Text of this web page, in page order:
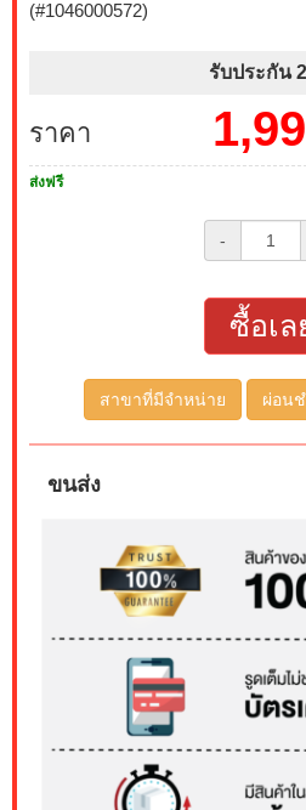
(#1046000572)
รับประกัน
ราคา
ส่งฟรี
-
ซื้อเล
สาขาที่มีจำหน่าย ผ่อน
ขนส่ง